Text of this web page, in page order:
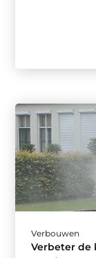
Verbouwen
Verbeter